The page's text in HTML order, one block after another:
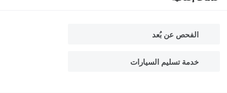
الفحص عن بُعد
خدمة تسليم السيارات